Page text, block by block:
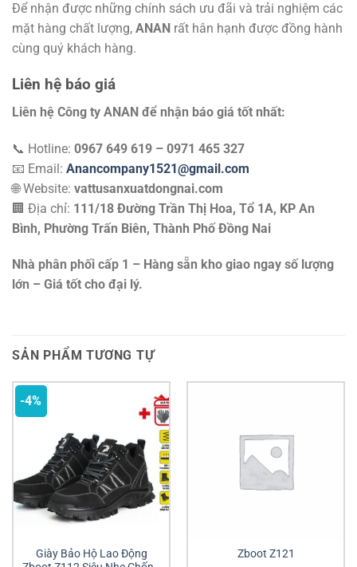
Để nhận được những chính sách ưu đãi và trải nghiệm các
mặt hàng chất lượng, ANAN rất hân hạnh được đồng hành
cùng quý khách hàng.
Liên hệ báo giá
Liên hệ Công ty ANAN để nhận báo giá tốt nhất:
📞 Hotline: 0967 649 619 – 0971 465 327
📧 Email: Anancompany1521@gmail.com
🌐 Website: vattusanxuatdongnai.com
🏢 Địa chỉ: 111/18 Đường Trần Thị Hoa, Tổ 1A, KP An
Bình, Phường Trấn Biên, Thành Phố Đồng Nai
Nhà phân phối cấp 1 – Hàng sẵn kho giao ngay số lượng
lớn – Giá tốt cho đại lý.
SẢN PHẨM TƯƠNG TỰ
-4%
Giày Bảo Hộ Lao Động
Zboot Z121